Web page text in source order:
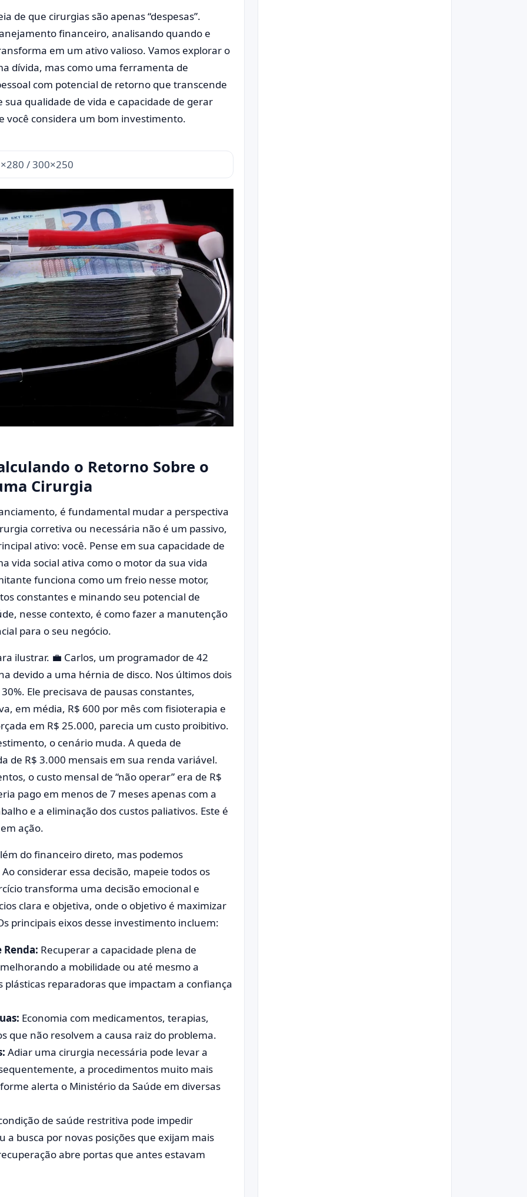
de que cirurgias são apenas “despesas”.
financeiro, analisando quando e
em um ativo valioso. Vamos explorar o
dívida, mas como uma ferramenta de
com potencial de retorno que transcende
qualidade de vida e capacidade de gerar
você considera um bom investimento.
/ 300×250
o Retorno Sobre o
Cirurgia
é fundamental mudar a perspectiva
corretiva ou necessária não é um passivo,
ativo: você. Pense em sua capacidade de
vida social ativa como o motor da sua vida
funciona como um freio nesse motor,
constantes e minando seu potencial de
nesse contexto, é como fazer a manutenção
para o seu negócio.
ilustrar. 💼 Carlos, um programador de 42
devido a uma hérnia de disco. Nos últimos dois
Ele precisava de pausas constantes,
em média, R$ 600 por mês com fisioterapia e
em R$ 25.000, parecia um custo proibitivo.
o cenário muda. A queda de
de R$ 3.000 mensais em sua renda variável.
o custo mensal de “não operar” era de R$
pago em menos de 7 meses apenas com a
e a eliminação dos custos paliativos. Este é
ação.
do financeiro direto, mas podemos
considerar essa decisão, mapeie todos os
transforma uma decisão emocional e
clara e objetiva, onde o objetivo é maximizar
principais eixos desse investimento incluem:
Recuperar a capacidade plena de
a mobilidade ou até mesmo a
reparadoras que impactam a confiança
Economia com medicamentos, terapias,
que não resolvem a causa raiz do problema.
Adiar uma cirurgia necessária pode levar a
a procedimentos muito mais
alerta o Ministério da Saúde em diversas
de saúde restritiva pode impedir
a busca por novas posições que exijam mais
abre portas que antes estavam